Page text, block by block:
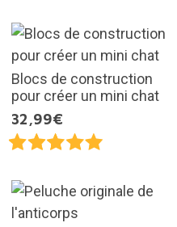
Blocs de construction
pour créer un mini chat
32,99€